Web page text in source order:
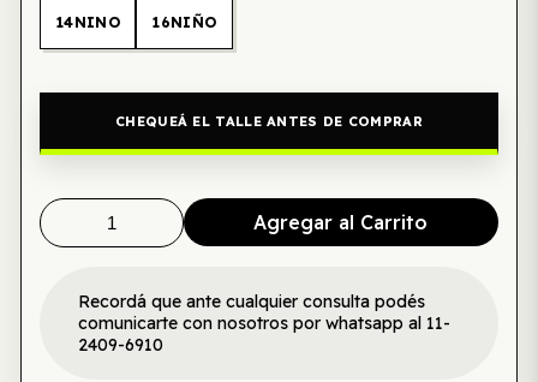
14NINO 16NIÑO
CHEQUEÁ EL TALLE ANTES DE COMPRAR
Agregar al Carrito
Recordá que ante cualquier consulta podés
comunicarte con nosotros por whatsapp al 11-
2409-6910